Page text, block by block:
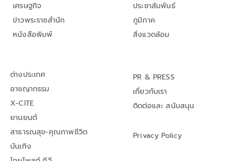
เศรษฐกิจ
ข่าวพระราชสำนัก
หนังสือพิมพ์
ประชาสัมพันธ์
ภูมิภาค
สิ่งแวดล้อม
ต่างประเทศ
อาชญากรรม
X-CITE
ยานยนต์
สาธารณสุข-คุณภาพชีวิต
บันเทิง
PR & PRESS
เกี่ยวกับเรา
ติดต่อและ สนับสนุน
Privacy Policy